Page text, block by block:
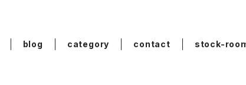
blog category contact stock-